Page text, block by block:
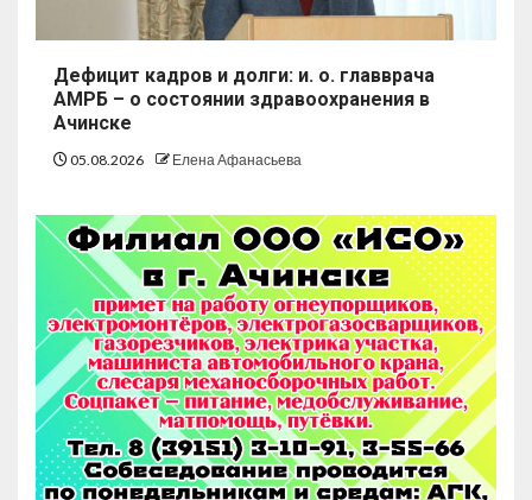
Дефицит кадров и долги: и. о. главврача
АМРБ – о состоянии здравоохранения в
Ачинске
05.08.2026 Елена Афанасьева